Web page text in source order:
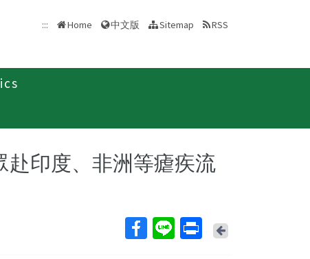
::: Home 中文版 Sitemap RSS
赴印度、非洲等瘧疾流
Back